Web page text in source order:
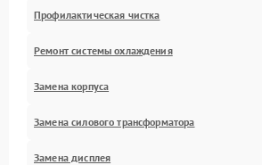
Профилактическая чистка
Ремонт системы охлаждения
Замена корпуса
Замена силового трансформатора
Замена дисплея